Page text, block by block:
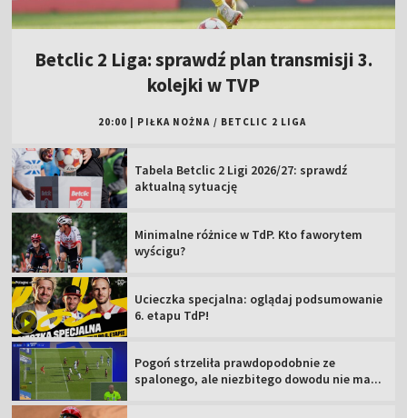
Betclic 2 Liga: sprawdź plan transmisji 3.
kolejki w TVP
20:00 PIŁKA NOŻNA / BETCLIC 2 LIGA
Tabela Betclic 2 Ligi 2026/27: sprawdź
aktualną sytuację
Minimalne różnice w TdP. Kto faworytem
wyścigu?
Ucieczka specjalna: oglądaj podsumowanie
6. etapu TdP!
Pogoń strzeliła prawdopodobnie ze
spalonego, ale niezbitego dowodu nie ma...